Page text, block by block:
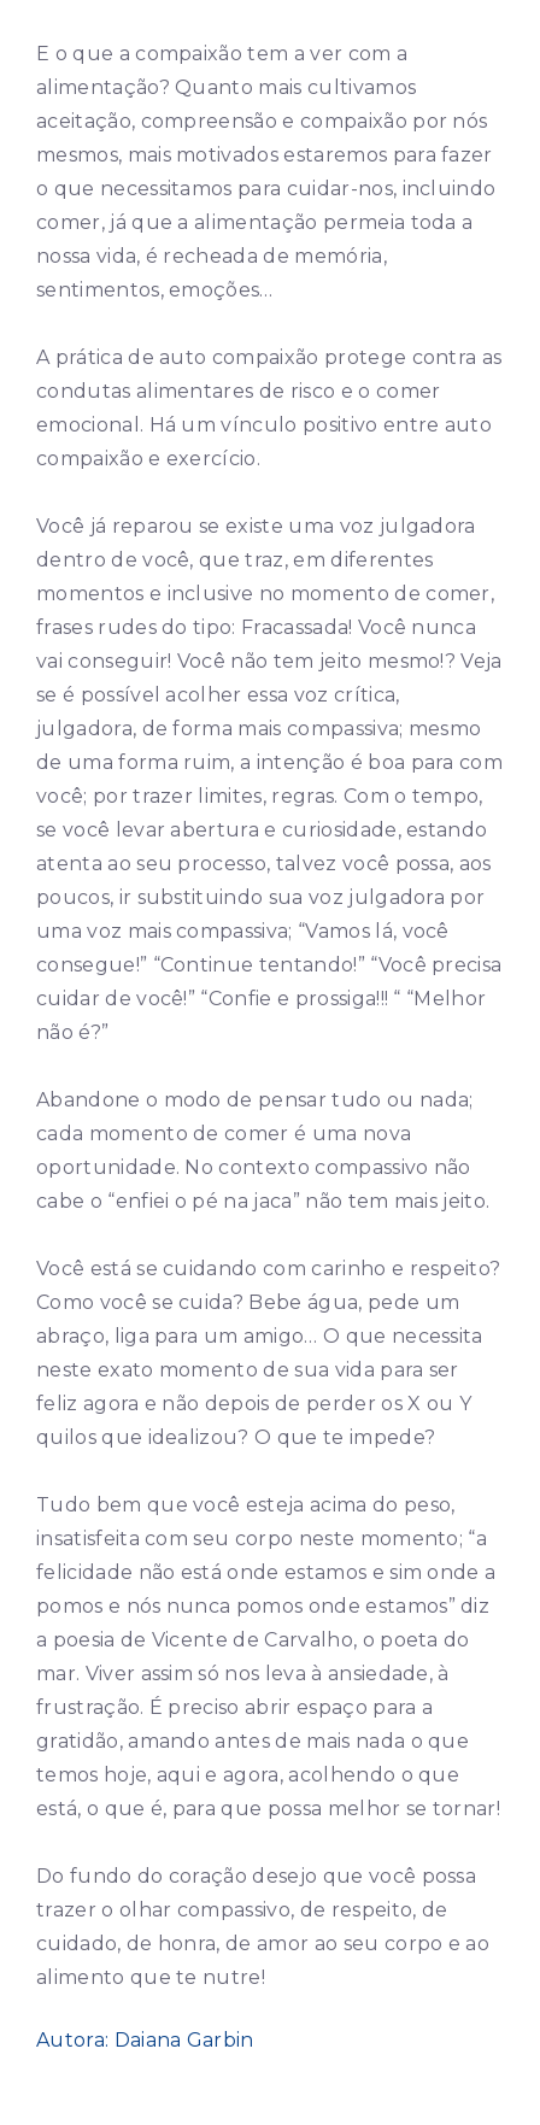
E o que a compaixão tem a ver com a
alimentação? Quanto mais cultivamos
aceitação, compreensão e compaixão por nós
mesmos, mais motivados estaremos para fazer
o que necessitamos para cuidar-nos, incluindo
comer, já que a alimentação permeia toda a
nossa vida, é recheada de memória,
sentimentos, emoções…
A prática de auto compaixão protege contra as
condutas alimentares de risco e o comer
emocional. Há um vínculo positivo entre auto
compaixão e exercício.
Você já reparou se existe uma voz julgadora
dentro de você, que traz, em diferentes
momentos e inclusive no momento de comer,
frases rudes do tipo: Fracassada! Você nunca
vai conseguir! Você não tem jeito mesmo!? Veja
se é possível acolher essa voz crítica,
julgadora, de forma mais compassiva; mesmo
de uma forma ruim, a intenção é boa para com
você; por trazer limites, regras. Com o tempo,
se você levar abertura e curiosidade, estando
atenta ao seu processo, talvez você possa, aos
poucos, ir substituindo sua voz julgadora por
uma voz mais compassiva; “Vamos lá, você
consegue!” “Continue tentando!” “Você precisa
cuidar de você!” “Confie e prossiga!!! “ “Melhor
não é?”
Abandone o modo de pensar tudo ou nada;
cada momento de comer é uma nova
oportunidade. No contexto compassivo não
cabe o “enfiei o pé na jaca” não tem mais jeito.
Você está se cuidando com carinho e respeito?
Como você se cuida? Bebe água, pede um
abraço, liga para um amigo… O que necessita
neste exato momento de sua vida para ser
feliz agora e não depois de perder os X ou Y
quilos que idealizou? O que te impede?
Tudo bem que você esteja acima do peso,
insatisfeita com seu corpo neste momento; “a
felicidade não está onde estamos e sim onde a
pomos e nós nunca pomos onde estamos” diz
a poesia de Vicente de Carvalho, o poeta do
mar. Viver assim só nos leva à ansiedade, à
frustração. É preciso abrir espaço para a
gratidão, amando antes de mais nada o que
temos hoje, aqui e agora, acolhendo o que
está, o que é, para que possa melhor se tornar!
Do fundo do coração desejo que você possa
trazer o olhar compassivo, de respeito, de
cuidado, de honra, de amor ao seu corpo e ao
alimento que te nutre!
Autora: Daiana Garbin